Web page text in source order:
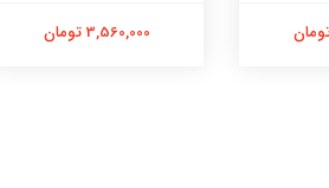
3,560,000 تومان